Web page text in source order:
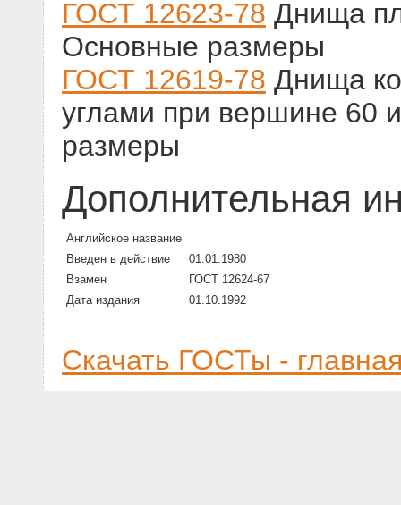
ГОСТ 12623-78 Днища
Основные размеры
ГОСТ 12619-78 Днища
углами при вершине 60
размеры
Дополнительная
Английское название
Введен в действие
01.01.1980
Взамен
ГОСТ 12624-67
Дата издания
01.10.1992
Скачать ГОСТы -